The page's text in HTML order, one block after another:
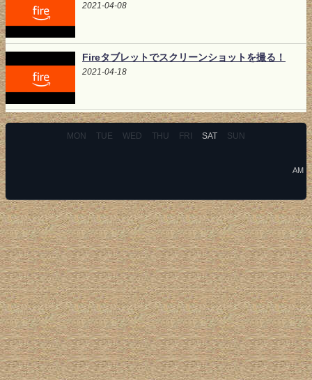
2021-04-08
Fireタブレットでスクリーンショットを撮る！
2021-04-18
MON TUE WED THU FRI SAT SUN
AM